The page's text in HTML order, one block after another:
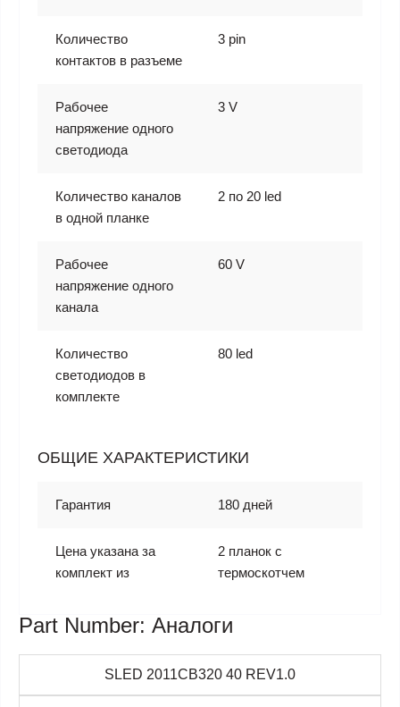
Количество
контактов в разъеме
3 pin
Рабочее
напряжение одного
светодиода
3 V
Количество каналов
в одной планке
2 по 20 led
Рабочее
напряжение одного
канала
60 V
Количество
светодиодов в
комплекте
80 led
ОБЩИЕ ХАРАКТЕРИСТИКИ
Гарантия 180 дней
Цена указана за
комплект из
2 планок с
термоскотчем
Part Number: Аналоги
SLED 2011CB320 40 REV1.0